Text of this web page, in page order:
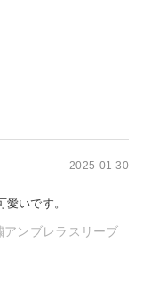
2025-01-30
いです。
ンブレラスリーブ